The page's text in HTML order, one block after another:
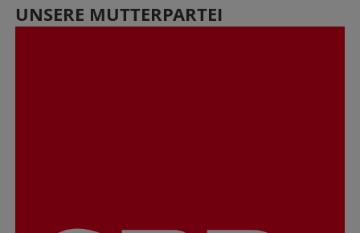
UNSERE MUTTERPARTEI